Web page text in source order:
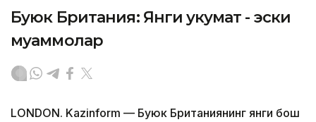
Буюк Британия: Янги ҳукумат - эски
муаммолар
LONDON. Kazinform — Буюк Британиянинг янги бош